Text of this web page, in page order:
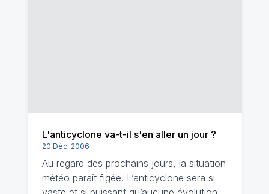
L'anticyclone va-t-il s'en aller un jour ?
20 Déc. 2006
Au regard des prochains jours, la situation
météo paraît figée. L’anticyclone sera si